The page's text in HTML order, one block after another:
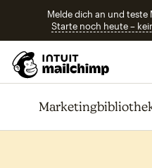
Melde dich an und teste
Starte noch heute –